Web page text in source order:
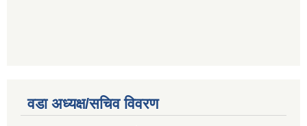
वडा अध्यक्ष/सचिव विवरण